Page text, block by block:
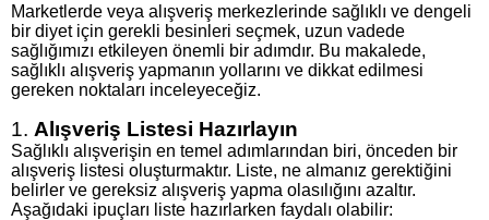
Marketlerde veya alışveriş merkezlerinde sağlıklı ve dengeli
bir diyet için gerekli besinleri seçmek, uzun vadede
sağlığımızı etkileyen önemli bir adımdır. Bu makalede,
sağlıklı alışveriş yapmanın yollarını ve dikkat edilmesi
gereken noktaları inceleyeceğiz.
1. Alışveriş Listesi Hazırlayın
Sağlıklı alışverişin en temel adımlarından biri, önceden bir
alışveriş listesi oluşturmaktır. Liste, ne almanız gerektiğini
belirler ve gereksiz alışveriş yapma olasılığını azaltır.
Aşağıdaki ipuçları liste hazırlarken faydalı olabilir: